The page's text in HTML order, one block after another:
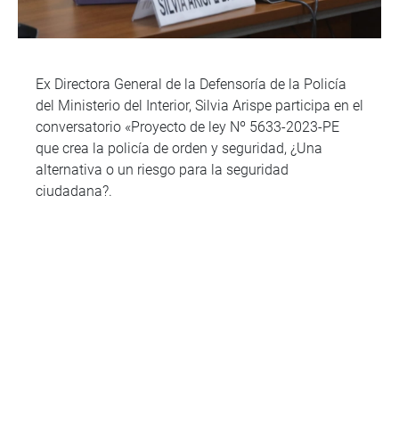
Ex Directora General de la Defensoría de la Policía
del Ministerio del Interior, Silvia Arispe participa en el
conversatorio «Proyecto de ley Nº 5633-2023-PE
que crea la policía de orden y seguridad, ¿Una
alternativa o un riesgo para la seguridad
ciudadana?.